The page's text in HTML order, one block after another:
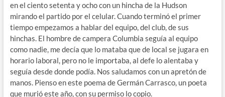
en el ciento setenta y ocho con un hincha de la Hudson
mirando el partido por el celular. Cuando terminó el primer
tiempo empezamos a hablar del equipo, del club, de sus
hinchas. El hombre de campera Columbia seguía al equipo
como nadie, me decía que lo mataba que de local se jugara en
horario laboral, pero no le importaba, al defe lo alentaba y
seguía desde donde podía. Nos saludamos con un apretón de
manos. Pienso en este poema de Germán Carrasco, un poeta
que murió este año, con su permiso lo copio.